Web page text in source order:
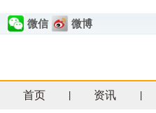
微信 微博
首页 资讯